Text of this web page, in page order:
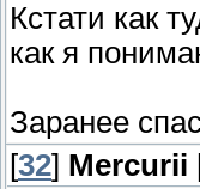
Кстати как
как я
Заранее
[32] Mercurii